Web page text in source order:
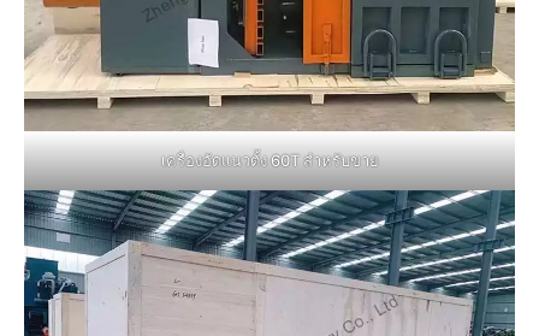
เครื่องอัดแนวตั้ง 60T สำหรับขาย